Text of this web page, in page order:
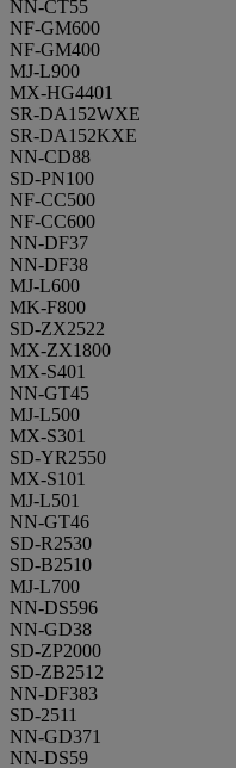
NN-CT55
NF-GM600
NF-GM400
MJ-L900
MX-HG4401
SR-DA152WXE
SR-DA152KXE
NN-CD88
SD-PN100
NF-CC500
NF-CC600
NN-DF37
NN-DF38
MJ-L600
MK-F800
SD-ZX2522
MX-ZX1800
MX-S401
NN-GT45
MJ-L500
MX-S301
SD-YR2550
MX-S101
MJ-L501
NN-GT46
SD-R2530
SD-B2510
MJ-L700
NN-DS596
NN-GD38
SD-ZP2000
SD-ZB2512
NN-DF383
SD-2511
NN-GD371
NN-DS59